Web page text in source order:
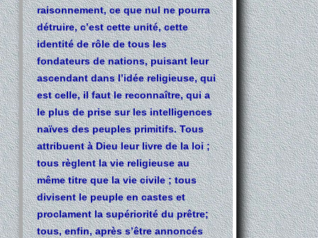
raisonnement, ce que nul ne pourra
détruire, c’est cette unité, cette
identité de rôle de tous les
fondateurs de nations, puisant leur
ascendant dans l’idée religieuse, qui
est celle, il faut le reconnaître, qui a
le plus de prise sur les intelligences
naïves des peuples primitifs. Tous
attribuent à Dieu leur livre de la loi ;
tous règlent la vie religieuse au
même titre que la vie civile ; tous
divisent le peuple en castes et
proclament la supériorité du prêtre;
tous, enfin, après s’être annoncés